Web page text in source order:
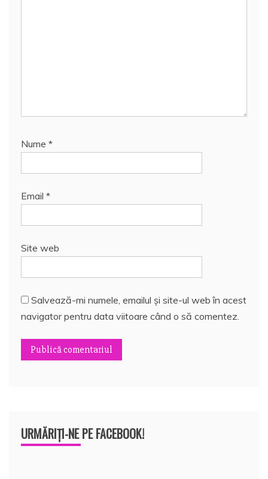
Nume *
Email *
Site web
Salvează-mi numele, emailul și site-ul web în acest
navigator pentru data viitoare când o să comentez.
URMĂRIȚI-NE PE FACEBOOK!